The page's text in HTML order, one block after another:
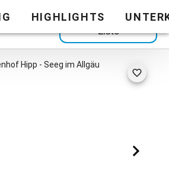
Zurück zur
Liste
HIGHLIGHTS